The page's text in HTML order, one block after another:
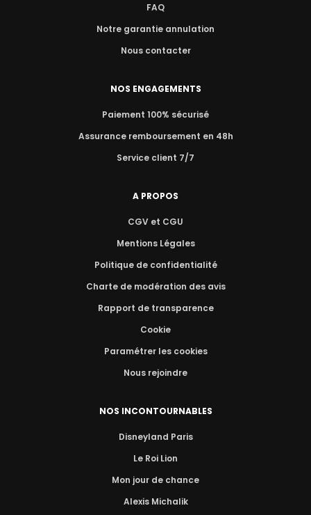
FAQ
Notre garantie annulation
Nous contacter
NOS ENGAGEMENTS
Paiement 100% sécurisé
Assurance remboursement en 48h
Service client 7/7
A PROPOS
CGV et CGU
Mentions Légales
Politique de confidentialité
Charte de modération des avis
Rapport de transparence
Cookie
Paramétrer les cookies
Nous rejoindre
NOS INCONTOURNABLES
Disneyland Paris
Le Roi Lion
Mon jour de chance
Alexis Michalik